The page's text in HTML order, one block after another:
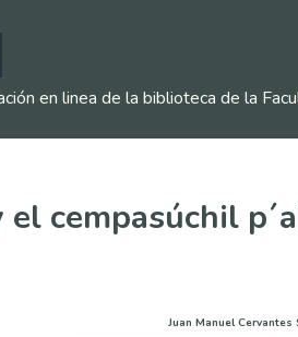
en linea de la biblioteca de la
cempasúchil
Juan Manuel Cervantes